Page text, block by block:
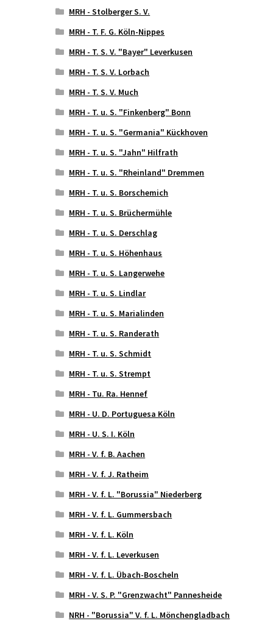
MRH - Stolberger S. V.
MRH - T. F. G. Köln-Nippes
MRH - T. S. V. "Bayer" Leverkusen
MRH - T. S. V. Lorbach
MRH - T. S. V. Much
MRH - T. u. S. "Finkenberg" Bonn
MRH - T. u. S. "Germania" Kückhoven
MRH - T. u. S. "Jahn" Hilfrath
MRH - T. u. S. "Rheinland" Dremmen
MRH - T. u. S. Borschemich
MRH - T. u. S. Brüchermühle
MRH - T. u. S. Derschlag
MRH - T. u. S. Höhenhaus
MRH - T. u. S. Langerwehe
MRH - T. u. S. Lindlar
MRH - T. u. S. Marialinden
MRH - T. u. S. Randerath
MRH - T. u. S. Schmidt
MRH - T. u. S. Strempt
MRH - Tu. Ra. Hennef
MRH - U. D. Portuguesa Köln
MRH - U. S. I. Köln
MRH - V. f. B. Aachen
MRH - V. f. J. Ratheim
MRH - V. f. L. "Borussia" Niederberg
MRH - V. f. L. Gummersbach
MRH - V. f. L. Köln
MRH - V. f. L. Leverkusen
MRH - V. f. L. Übach-Boscheln
MRH - V. S. P. "Grenzwacht" Pannesheide
NRH - "Borussia" V. f. L. Mönchengladbach